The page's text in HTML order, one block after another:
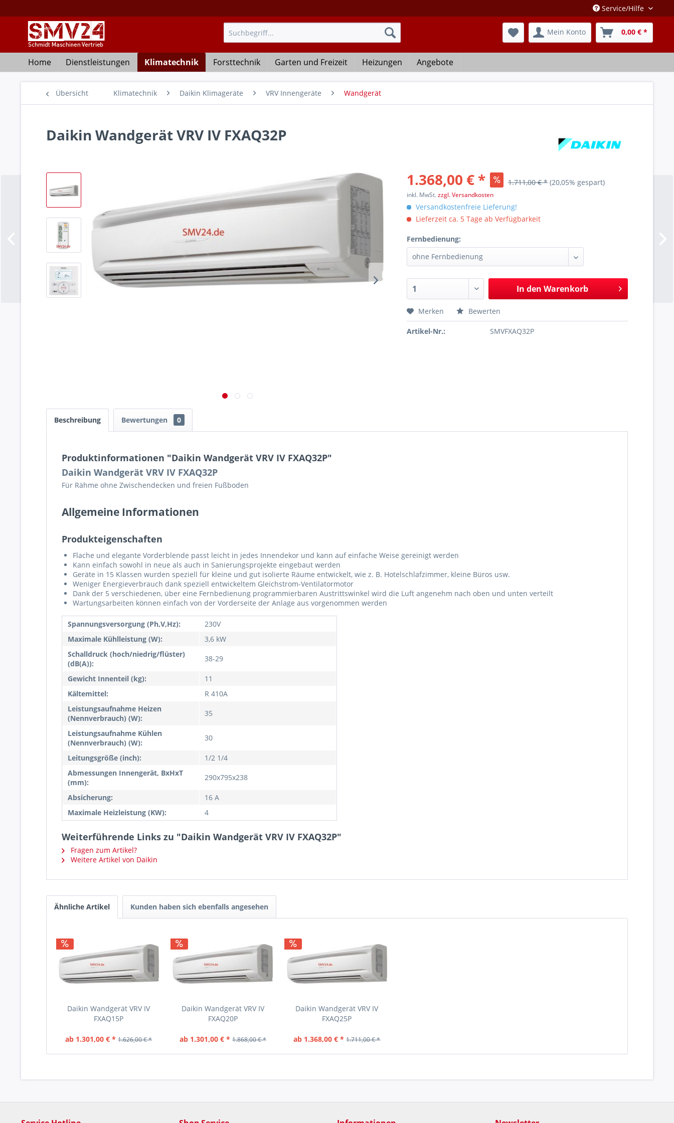
Service/Hilfe
Mein Konto 0,00 € *
Home Dienstleistungen Klimatechnik Forsttechnik Garten und Freizeit Heizungen Angebote
Übersicht Klimatechnik Daikin Klimageräte VRV Innengeräte Wandgerät
Daikin Wandgerät VRV IV FXAQ32P
1.368,00 € * 1.711,00 € * (20,05% gespart)
inkl. MwSt.zzgl. Versandkosten
Versandkostenfreie Lieferung!
Lieferzeit ca. 5 Tage ab Verfügbarkeit
Fernbedienung:
In den Warenkorb
Merken Bewerten
Artikel-Nr.: SMVFXAQ32P
Beschreibung Bewertungen 0
Produktinformationen "Daikin Wandgerät VRV IV FXAQ32P"
Daikin Wandgerät VRV IV FXAQ32P
Für Rähme ohne Zwischendecken und freien Fußboden
Allgemeine Informationen
Produkteigenschaften
Flache und elegante Vorderblende passt leicht in jedes Innendekor und kann auf einfache Weise gereinigt werden
Kann einfach sowohl in neue als auch in Sanierungsprojekte eingebaut werden
Geräte in 15 Klassen wurden speziell für kleine und gut isolierte Räume entwickelt, wie z. B. Hotelschlafzimmer, kleine Büros usw.
Weniger Energieverbrauch dank speziell entwickeltem Gleichstrom-Ventilatormotor
Dank der 5 verschiedenen, über eine Fernbedienung programmierbaren Austrittswinkel wird die Luft angenehm nach oben und unten verteilt
Wartungsarbeiten können einfach von der Vorderseite der Anlage aus vorgenommen werden
Spannungsversorgung (Ph,V,Hz):
230V
Maximale Kühlleistung (W):
3,6 kW
Schalldruck (hoch/niedrig/flüster)
(dB(A)):
38-29
Gewicht Innenteil (kg):
11
Kältemittel:
R 410A
Leistungsaufnahme Heizen
(Nennverbrauch) (W):
35
Leistungsaufnahme Kühlen
(Nennverbrauch) (W):
30
Leitungsgröße (inch):
1/2 1/4
Abmessungen Innengerät, BxHxT
(mm):
290x795x238
Absicherung:
16 A
Maximale Heizleistung (KW):
4
Weiterführende Links zu "Daikin Wandgerät VRV IV FXAQ32P"
Fragen zum Artikel?
Weitere Artikel von Daikin
Ähnliche Artikel Kunden haben sich ebenfalls angesehen
Daikin Wandgerät VRV IV
FXAQ15P
ab 1.301,00 € * 1.626,00 € *
Daikin Wandgerät VRV IV
FXAQ20P
ab 1.301,00 € * 1.868,00 € *
Daikin Wandgerät VRV IV
FXAQ25P
ab 1.368,00 € * 1.711,00 € *